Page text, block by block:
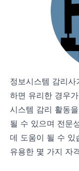
정보시스템 감리
하면 유리한 경우
시스템 감리 활동
될 수 있으며 전문
데 도움이 될 수 있
유용한 몇 가지 자